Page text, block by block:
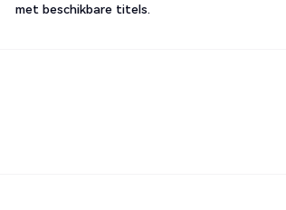
met beschikbare titels.